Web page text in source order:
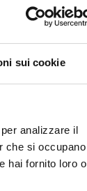
sui cookie
analizzare il
che si occupano
hai fornito loro o